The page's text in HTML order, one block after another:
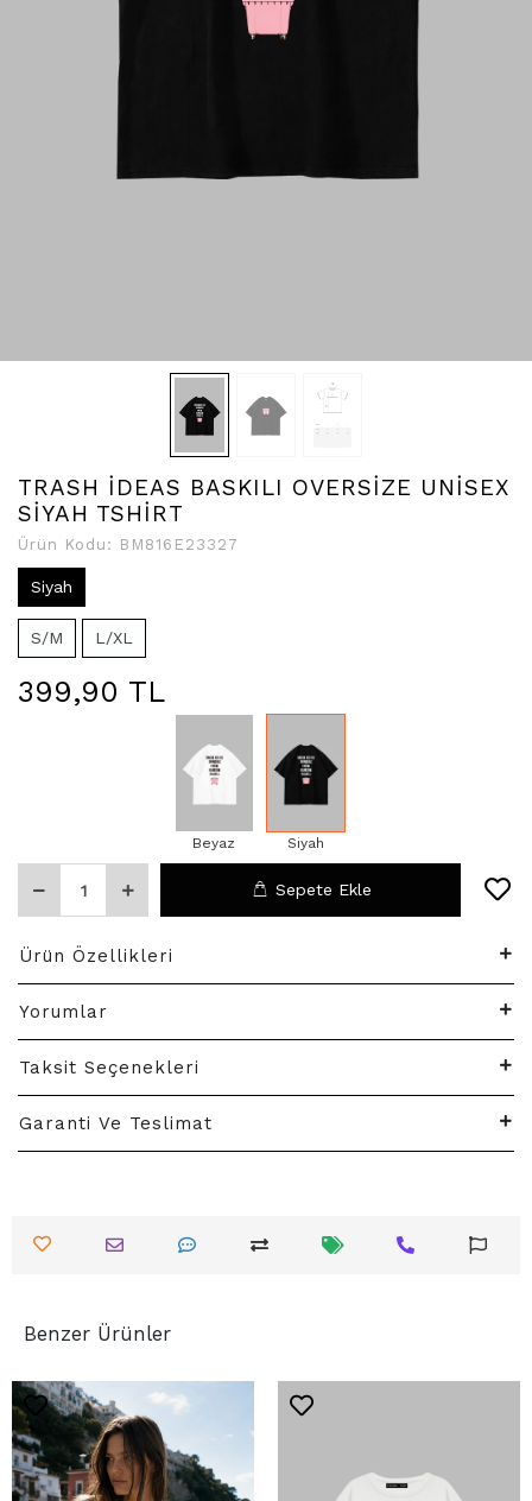
TRASH İDEAS BASKILI OVERSİZE UNİSEX
SİYAH TSHİRT
Ürün Kodu: BM816E23327
Siyah
S/M L/XL
399,90 TL
Beyaz Siyah
Sepete Ekle
Ürün Özellikleri
Yorumlar
Taksit Seçenekleri
Garanti Ve Teslimat
Benzer Ürünler